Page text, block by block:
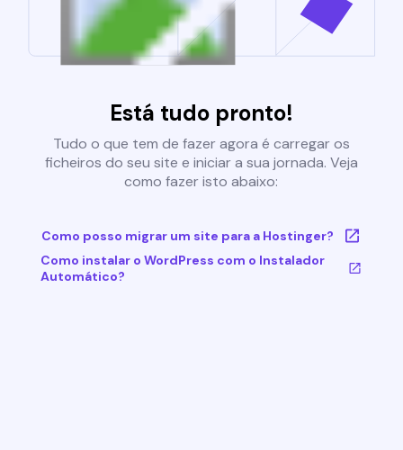
Está tudo pronto!
Tudo o que tem de fazer agora é carregar os
ficheiros do seu site e iniciar a sua jornada. Veja
como fazer isto abaixo:
Como posso migrar um site para a Hostinger?
Como instalar o WordPress com o Instalador
Automático?